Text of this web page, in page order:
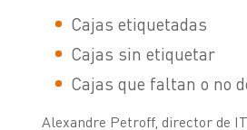
Cajas etiquetadas
Cajas sin etiquetar
Cajas que faltan o no
Alexandre Petroff, director de